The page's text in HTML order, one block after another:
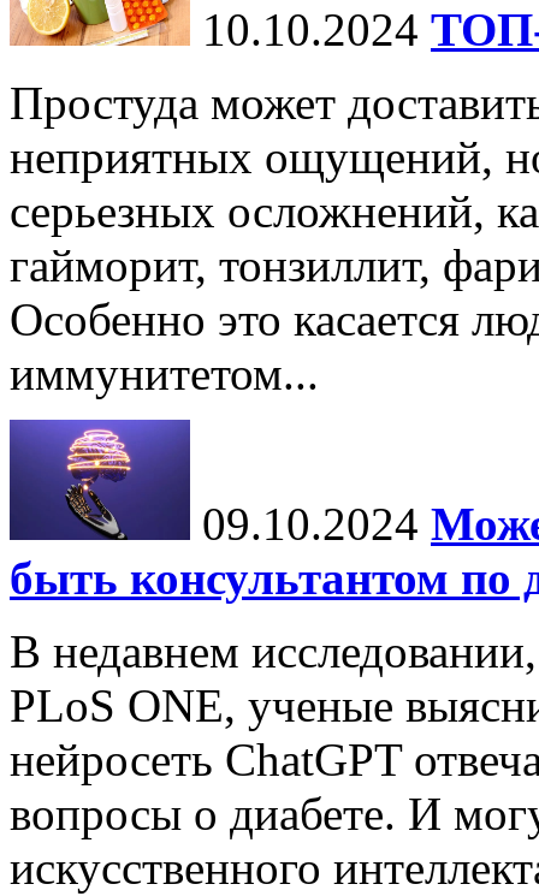
10.10.2024 ТОП-
Простуда может
неприятных ощущений,
серьезных осложнений,
гайморит, тонзиллит,
Особенно это касается
иммунитетом...
09.10.2024
быть консультантом по
В недавнем
PLoS ONE, ученые
нейросеть ChatGPT
вопросы о диабете. И
искусственного